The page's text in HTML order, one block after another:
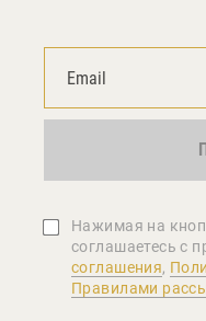
Нажимая на
соглашаетеcь с
соглашения,
Правилами